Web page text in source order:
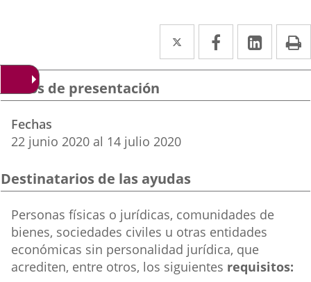
Twitter
Enlace
a
aplicación
Facebook
Enlace
a
aplicación
Enlace
a
Plazos de presentación
Fechas
22 junio 2020 al 14 julio 2020
Destinatarios de las ayudas
Destinatarios
ayuda
Personas físicas o jurídicas, comunidades de
bienes, sociedades civiles u otras entidades
económicas sin personalidad jurídica, que
acrediten, entre otros, los siguientes requisitos: